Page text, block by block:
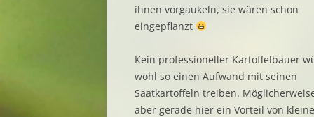
ihnen vorgaukeln, sie wären schon
eingepflanzt
Kein professioneller Kartoffelbauer
wohl so einen Aufwand mit seinen
Saatkartoffeln treiben.
aber gerade hier ein Vorteil von